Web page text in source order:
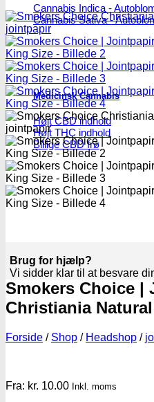
Cannabis Indica -
Cannabis Sativa -
Medicinsk Cannabis
Højt CBD indhold
Højt THC indhold
Billige CBD frø
Brug for hjælp?
Vi sidder klar til at besvare
Smokers Choice |
Christiania
Forside / Shop / Headshop /
Fra: kr. 10.00 Inkl. moms